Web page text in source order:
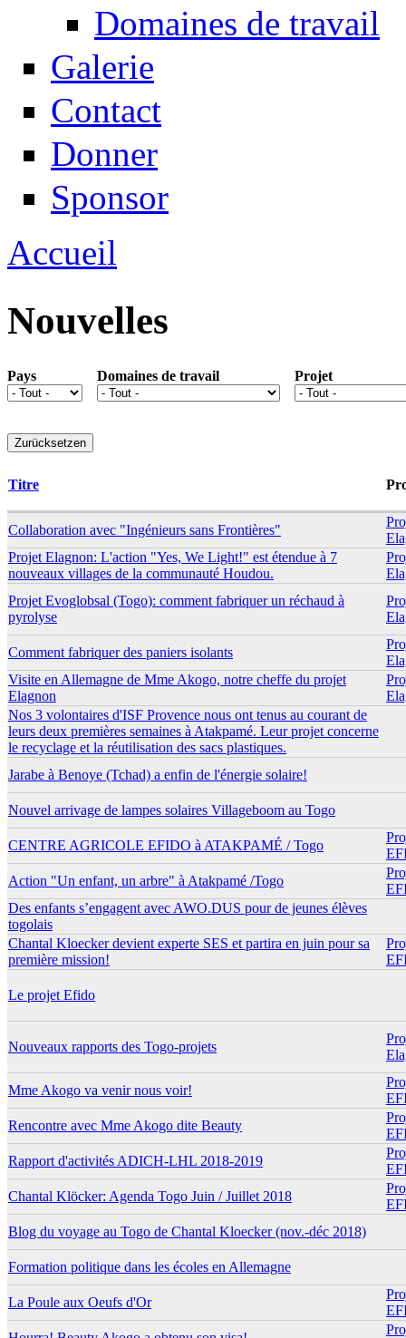
Domaines de travail
Galerie
Contact
Donner
Sponsor
Vous êtes ici
Accueil
Nouvelles
Pays Domaines de travail Projet
Titre
Collaboration avec "Ingénieurs sans Frontières"
Projet Elagnon: L'action "Yes, We Light!" est étendue à 7
nouveaux villages de la communauté Houdou.
Projet Evoglobsal (Togo): comment fabriquer un réchaud à
pyrolyse
Comment fabriquer des paniers isolants
Visite en Allemagne de Mme Akogo, notre cheffe du projet
Elagnon
Nos 3 volontaires d'ISF Provence nous ont tenus au courant de
leurs deux premières semaines à Atakpamé. Leur projet concerne
le recyclage et la réutilisation des sacs plastiques.
Jarabe à Benoye (Tchad) a enfin de l'énergie solaire!
Nouvel arrivage de lampes solaires Villageboom au Togo
CENTRE AGRICOLE EFIDO à ATAKPAMÉ / Togo
Action "Un enfant, un arbre" à Atakpamé /Togo
Des enfants s’engagent avec AWO.DUS pour de jeunes élèves
togolais
Chantal Kloecker devient experte SES et partira en juin pour sa
première mission!
Le projet Efido
Nouveaux rapports des Togo-projets
Mme Akogo va venir nous voir!
Rencontre avec Mme Akogo dite Beauty
Rapport d'activités ADICH-LHL 2018-2019
Chantal Klöcker: Agenda Togo Juin / Juillet 2018
Blog du voyage au Togo de Chantal Kloecker (nov.-déc 2018)
Formation politique dans les écoles en Allemagne
La Poule aux Oeufs d'Or